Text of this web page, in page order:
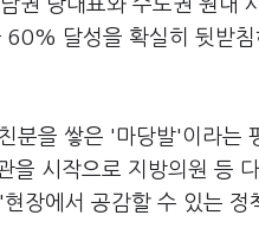
권 당대표와 수도권 원내
60% 달성을 확실히 뒷받침
분을 쌓은 '마당발'이라는
을 시작으로 지방의원 등
장에서 공감할 수 있는 정